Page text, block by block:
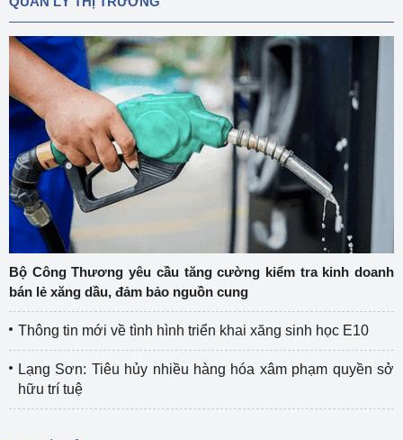
Bộ Công Thương yêu cầu tăng cường kiểm tra kinh doanh
bán lẻ xăng dầu, đảm bảo nguồn cung
Thông tin mới về tình hình triển khai xăng sinh học E10
Lạng Sơn: Tiêu hủy nhiều hàng hóa xâm phạm quyền sở
hữu trí tuệ